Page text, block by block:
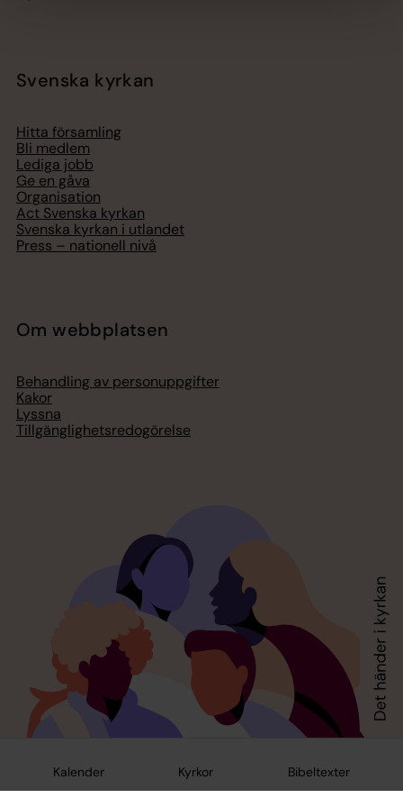
Kalender Kyrkor Bibeltexter
Svenska kyrkan
Hitta församling
Bli medlem
Lediga jobb
Ge en gåva
Organisation
Act Svenska kyrkan
Svenska kyrkan i utlandet
Press – nationell nivå
Om webbplatsen
Behandling av personuppgifter
Kakor
Lyssna
Tillgänglighetsredogörelse